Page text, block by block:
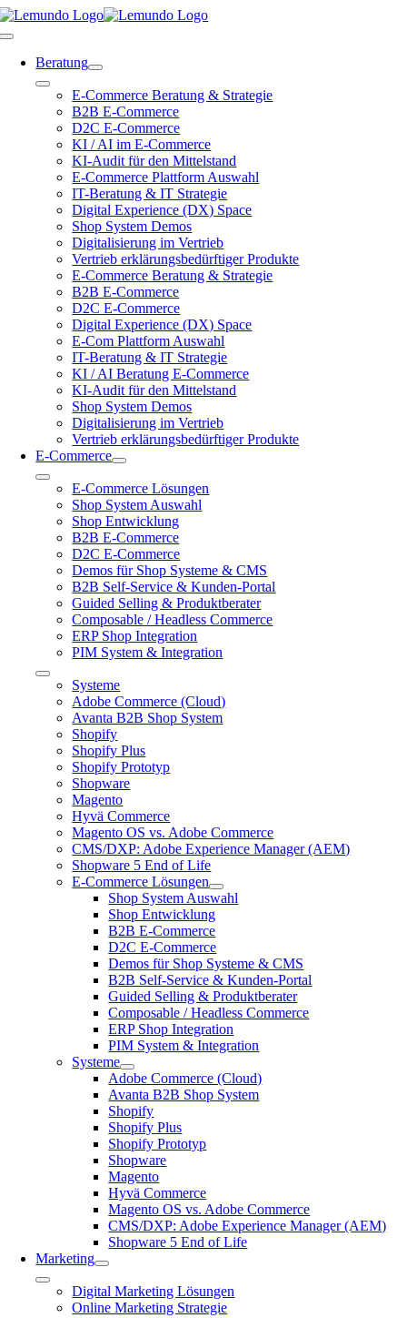
Zum
Inhalt
Toggle
NavigationBeratung
Toggle
Navigation
E-Commerce Beratung & Strategie
B2B E-Commerce
D2C E-Commerce
KI / AI im E-Commerce
KI-Audit für den Mittelstand
E-Commerce Plattform Auswahl
IT-Beratung & IT Strategie
Digital Experience (DX) Space
Shop System Demos
Digitalisierung im Vertrieb
Vertrieb erklärungsbedürftiger Produkte
E-Commerce Beratung & Strategie
B2B E-Commerce
D2C E-Commerce
Digital Experience (DX) Space
E-Com Plattform Auswahl
IT-Beratung & IT Strategie
KI / AI Beratung E-Commerce
KI-Audit für den Mittelstand
Shop System Demos
Digitalisierung im Vertrieb
Vertrieb erklärungsbedürftiger Produkte
E-Commerce
Toggle
Navigation
E-Commerce Lösungen
Shop System Auswahl
Shop Entwicklung
B2B E-Commerce
D2C E-Commerce
Demos für Shop Systeme & CMS
B2B Self-Service & Kunden-Portal
Guided Selling & Produktberater
Composable / Headless Commerce
ERP Shop Integration
PIM System & Integration
Toggle
Navigation
Systeme
Adobe Commerce (Cloud)
Avanta B2B Shop System
Shopify
Shopify Plus
Shopify Prototyp
Shopware
Magento
Hyvä Commerce
Magento OS vs. Adobe Commerce
CMS/DXP: Adobe Experience Manager (AEM)
Shopware 5 End of Life
E-Commerce Lösungen
Shop System Auswahl
Shop Entwicklung
B2B E-Commerce
D2C E-Commerce
Demos für Shop Systeme & CMS
B2B Self-Service & Kunden-Portal
Guided Selling & Produktberater
Composable / Headless Commerce
ERP Shop Integration
PIM System & Integration
Systeme
Adobe Commerce (Cloud)
Avanta B2B Shop System
Shopify
Shopify Plus
Shopify Prototyp
Shopware
Magento
Hyvä Commerce
Magento OS vs. Adobe Commerce
CMS/DXP: Adobe Experience Manager (AEM)
Shopware 5 End of Life
Marketing
Toggle
Navigation
Digital Marketing Lösungen
Online Marketing Strategie